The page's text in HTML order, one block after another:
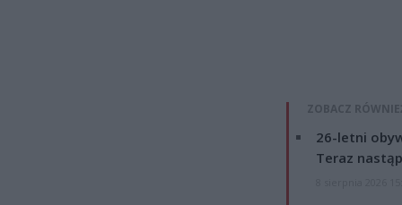
ZOBACZ
26-letni
Teraz